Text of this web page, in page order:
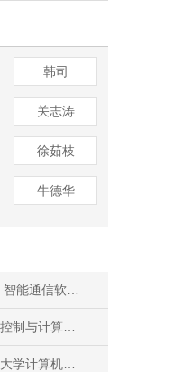
韩司
关志涛
徐茹枝
牛德华
媒体北京市重点实验室
算机工程学院
计算机学院